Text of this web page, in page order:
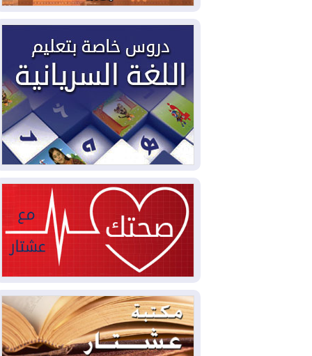
2026-08-05
15كارثة بيئية ومناخية ترسم
ملامح أخطر التحديات التي تواجه العراق
2026-08-05
حرائق فرنسا.. توقيف 402
شخص بينهم 156 قاصرا منذ بداية موسم
الحرائق
2026-08-04سومو: إنتاج النفط في إقليم
كوردستان انخفض إلى أقل من 10%
2026-08-04ملفات حقبة الكاظمي تعود إلى
الواجهة.. أنباء عن مراجعات قضائية
وتحقيقات أوسع في قضايا فساد
2026-08-04
بيترو يشكو تزوير الانتخابات
الرئاسية ويحذر من "حرب أهلية" في
كولومبيا
2026-08-03رئيس إقليم كوردستان في
دمشق في زيارة رسمية